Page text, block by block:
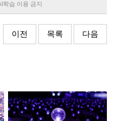
학습 이용 금지
이전 목록 다음